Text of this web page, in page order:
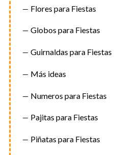
Flores para Fiestas
Globos para Fiestas
Guirnaldas para Fiestas
Más ideas
Numeros para Fiestas
Pajitas para Fiestas
Piñatas para Fiestas